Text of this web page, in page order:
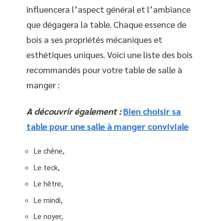
influencera l’aspect général et l’ambiance
que dégagera la table. Chaque essence de
bois a ses propriétés mécaniques et
esthétiques uniques. Voici une liste des bois
recommandés pour votre table de salle à
manger :
A découvrir également : Bien choisir sa
table pour une salle à manger conviviale
Le chêne,
Le teck,
Le hêtre,
Le mindi,
Le noyer,